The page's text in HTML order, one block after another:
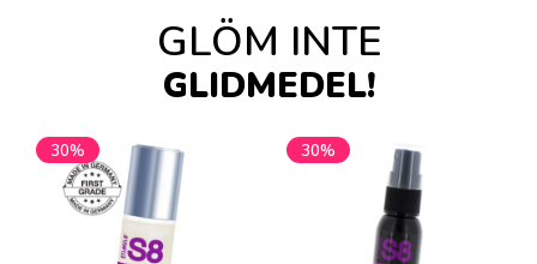
GLÖM INTE
GLIDMEDEL!
30% 30%